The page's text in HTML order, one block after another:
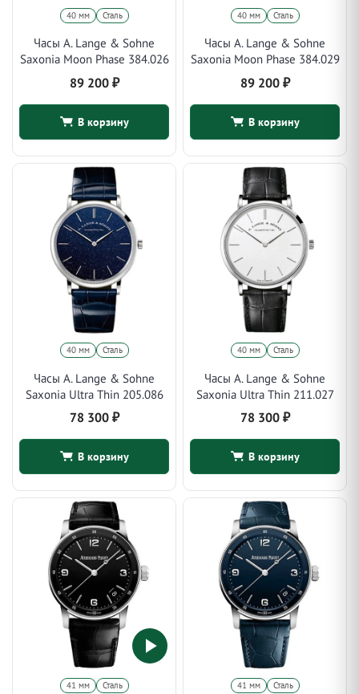
40 мм Сталь
Часы A. Lange & Sohne
Saxonia Moon Phase 384.026
89 200 ₽
В корзину
40 мм Сталь
Часы A. Lange & Sohne
Saxonia Moon Phase 384.029
89 200 ₽
В корзину
40 мм Сталь
Часы A. Lange & Sohne
Saxonia Ultra Thin 205.086
78 300 ₽
В корзину
40 мм Сталь
Часы A. Lange & Sohne
Saxonia Ultra Thin 211.027
78 300 ₽
В корзину
41 мм Сталь 41 мм Сталь